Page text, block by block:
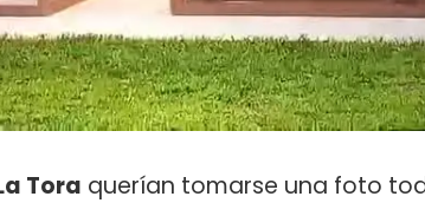
Tora querían tomarse una foto